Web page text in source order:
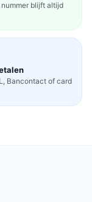
blijft altijd
Bancontact of card